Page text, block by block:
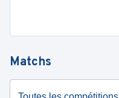
Matchs